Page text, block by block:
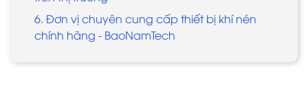
6. Đơn vị chuyên cung cấp thiết bị khí nén
chính hãng - BaoNamTech